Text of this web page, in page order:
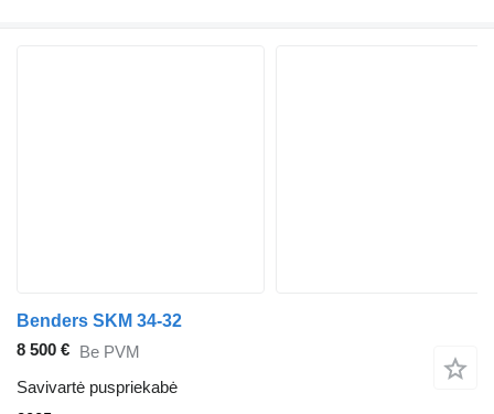
Benders SKM 34-32
8 500 € Be PVM
Savivartė puspriekabė